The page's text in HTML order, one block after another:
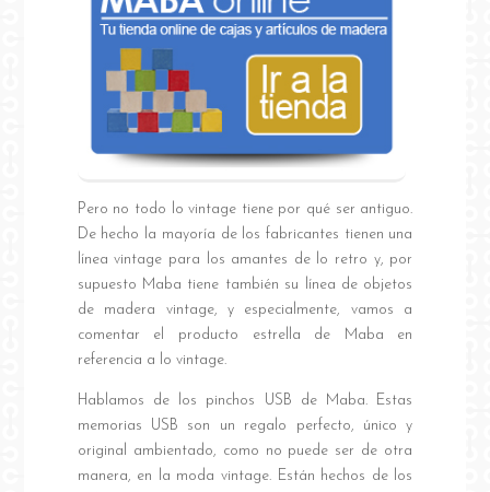
Pero no todo lo vintage tiene por qué ser antiguo.
De hecho la mayoría de los fabricantes tienen una
línea vintage para los amantes de lo retro y, por
supuesto Maba tiene también su línea de objetos
de madera vintage, y especialmente, vamos a
comentar el producto estrella de Maba en
referencia a lo vintage.
Hablamos de los pinchos USB de Maba. Estas
memorias USB son un regalo perfecto, único y
original ambientado, como no puede ser de otra
manera, en la moda vintage. Están hechos de los